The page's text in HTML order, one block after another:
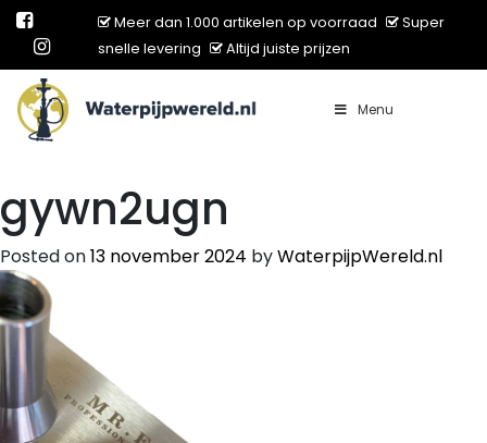
Meer dan 1.000 artikelen op voorraad
Super
snelle levering
Altijd juiste prijzen
Main Navigation Menu
gywn2ugn
Posted on13 november 2024 byWaterpijpWereld.nl